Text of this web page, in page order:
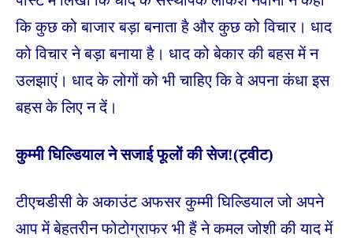
कि कुछ को बाजार बड़ा बनाता है और कुछ को विचार। धाद
को विचार ने बड़ा बनाया है। धाद को बेकार की बहस में न
उलझाएं। धाद के लोगों को भी चाहिए कि वे अपना कंधा इस
बहस के लिए न दें।
कुम्मी घिल्डियाल ने सजाई फूलों की सेज!(ट्वीट)
टीएचडीसी के अकाउंट अफसर कुम्मी घिल्डियाल जो अपने
आप में बेहतरीन फोटोग्राफर भी हैं ने कमल जोशी की याद में